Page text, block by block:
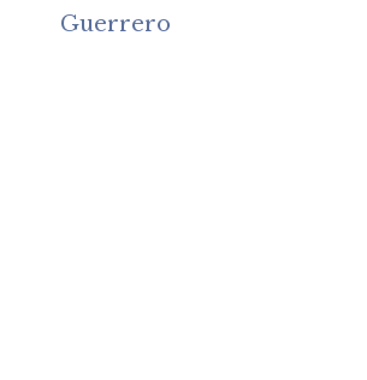
Guerrero